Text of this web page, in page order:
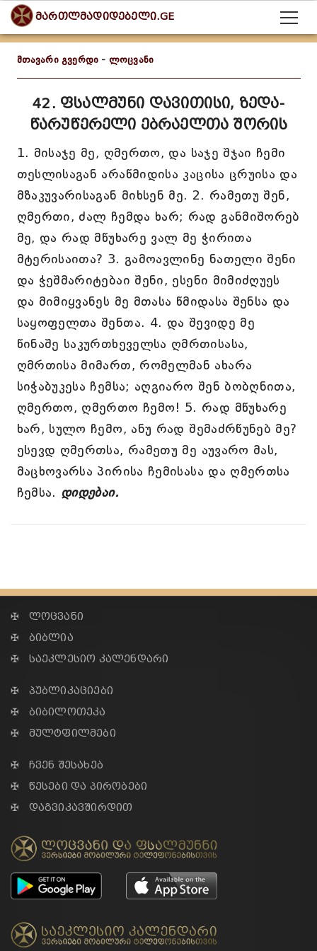
მართლმადიდებელი.GE
მთავარი გვერდი - ლოცვანი
42. ფსალმუნი დავითისი, ზედა-
წარუწერელი ებრაელთა შორის
1. მისაჯე მე, ღმერთო, და საჯე შჯაი ჩემი
თესლისაგან არაწმიდისა კაცისა ცრუისა და
მზაკუვარისაგან მიხსენ მე. 2. რამეთუ შენ,
ღმერთი, ძალ ჩემდა ხარ; რად განმიშორებ
მე, და რად მწუხარე ვალ მე ჭირითა
მტერისაითა? 3. გამოავლინე ნათელი შენი
და ჭეშმარიტებაი შენი, ესენი მიმიძღუეს
და მიმიყვანეს მე მთასა წმიდასა შენსა და
საყოფელთა შენთა. 4. და შევიდე მე
წინაშე საკურთხეველსა ღმრთისასა,
ღმრთისა მიმართ, რომელმან ახარა
სიჭაბუკესა ჩემსა; აღგიარო შენ ბობღნითა,
ღმერთო, ღმერთო ჩემო! 5. რად მწუხარე
ხარ, სულო ჩემო, ანუ რად შემაძრწუნებ მე?
ესევდ ღმერთსა, რამეთუ მე აუვარო მას,
მაცხოვარსა პირისა ჩემისასა და ღმერთსა
ჩემსა. დიდებაი.
✠ ლოცვანი
✠ ბიბლია
✠ საეკლესიო კალენდარი
✠ პუბლიკაციები
✠ ბიბილოთეკა
✠ მულტფილმები
✠ ჩვენ შესახებ
✠ წესები და პირობები
✠ დაგვიკავშირდით